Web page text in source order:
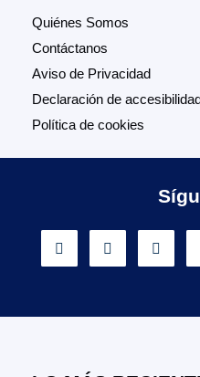
Quiénes Somos
Contáctanos
Aviso de Privacidad
Declaración de
Política de cookies